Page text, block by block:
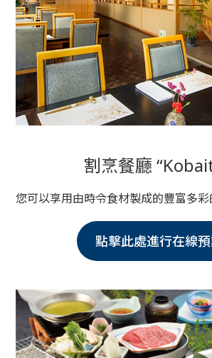
割烹餐廳
您可以享用由時令食材製成的豐富多彩
點擊此處進行在線